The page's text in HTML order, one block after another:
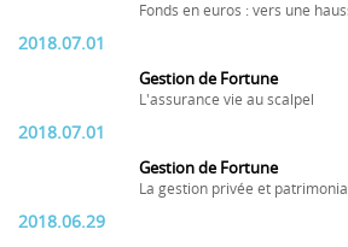
Fonds en euros : vers une
2018.07.01
Gestion de Fortune
L'assurance vie au scalpel
2018.07.01
Gestion de Fortune
La gestion privée et
2018.06.29